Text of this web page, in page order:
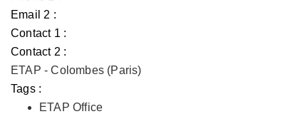
Email 2 :
Contact 1 :
Contact 2 :
ETAP - Colombes (Paris)
Tags :
ETAP Office